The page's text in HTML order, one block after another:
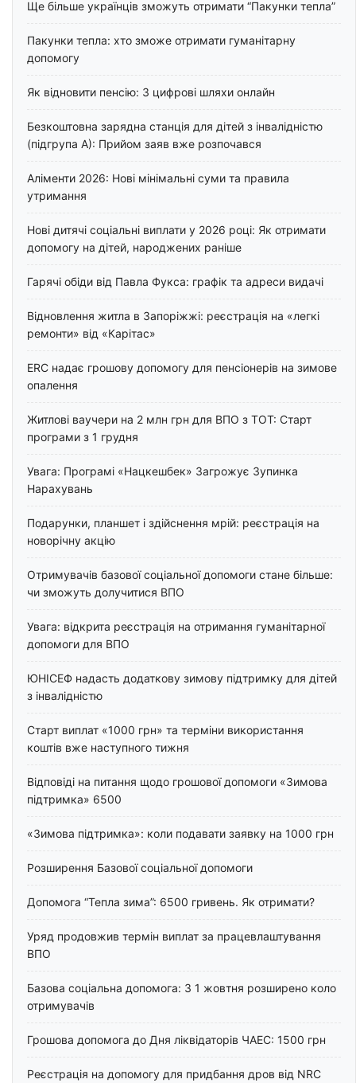
Ще більше українців зможуть отримати “Пакунки тепла”
Пакунки тепла: хто зможе отримати гуманітарну
допомогу
Як відновити пенсію: 3 цифрові шляхи онлайн
Безкоштовна зарядна станція для дітей з інвалідністю
(підгрупа А): Прийом заяв вже розпочався
Аліменти 2026: Нові мінімальні суми та правила
утримання
Нові дитячі соціальні виплати у 2026 році: Як отримати
допомогу на дітей, народжених раніше
Гарячі обіди від Павла Фукса: графік та адреси видачі
Відновлення житла в Запоріжжі: реєстрація на «легкі
ремонти» від «Карітас»
ERC надає грошову допомогу для пенсіонерів на зимове
опалення
Житлові ваучери на 2 млн грн для ВПО з ТОТ: Старт
програми з 1 грудня
Увага: Програмі «Нацкешбек» Загрожує Зупинка
Нарахувань
Подарунки, планшет і здійснення мрій: реєстрація на
новорічну акцію
Отримувачів базової соціальної допомоги стане більше:
чи зможуть долучитися ВПО
Увага: відкрита реєстрація на отримання гуманітарної
допомоги для ВПО
ЮНІСЕФ надасть додаткову зимову підтримку для дітей
з інвалідністю
Старт виплат «1000 грн» та терміни використання
коштів вже наступного тижня
Відповіді на питання щодо грошової допомоги «Зимова
підтримка» 6500
«Зимова підтримка»: коли подавати заявку на 1000 грн
Розширення Базової соціальної допомоги
Допомога “Тепла зима”: 6500 гривень. Як отримати?
Уряд продовжив термін виплат за працевлаштування
ВПО
Базова соціальна допомога: З 1 жовтня розширено коло
отримувачів
Грошова допомога до Дня ліквідаторів ЧАЕС: 1500 грн
Реєстрація на допомогу для придбання дров від NRC